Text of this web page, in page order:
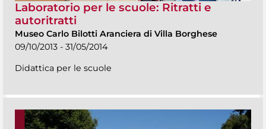
Laboratorio per le scuole: Ritratti e
autoritratti
Museo Carlo Bilotti Aranciera di Villa Borghese
09/10/2013 - 31/05/2014
Didattica per le scuole